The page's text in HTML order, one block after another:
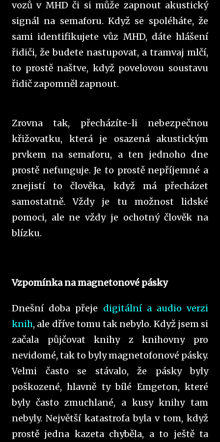
vozů v MHD či si může zapnout akustický
signál na semaforu. Když se spoléháte, že
sami identifikujete vůz MHD, dáte hlášení
řidiči, že budete nastupovat, a tramvaj mlčí,
to prostě naštve, když povelovou soustavu
řidič zapomněl zapnout.
Zrovna tak, přecházíte-li nebezpečnou
křižovatku, která je osazená akustickým
prvkem na semaforu, a ten jednoho dne
prostě nefunguje. Je to prostě nepříjemné a
znejistí to člověka, když má přecházet
samostatně. Vždy je tu možnost lidské
pomoci, ale ne vždy je ochotný člověk na
blízku.
Vzpomínka na magnetonové pásky
Dnešní doba přeje digitální a audio verzi
knih, ale dříve tomu tak nebylo. Když jsem si
začala půjčovat knihy z knihovny pro
nevidomé, tak to byly magnetofonové pásky.
Velmi často se stávalo, že pásky byly
poškozené, hlavně ty bílé Emgeton, které
byly často zmuchlané, a kusy knihy tam
nebyly. Největší katastrofa byla v tom, když
prostě jedna kazeta chyběla, a to ještě ta